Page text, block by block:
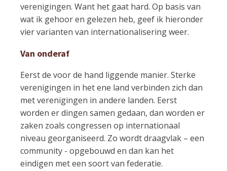
verenigingen. Want het gaat hard. Op basis van
wat ik gehoor en gelezen heb, geef ik hieronder
vier varianten van internationalisering weer.
Van onderaf
Eerst de voor de hand liggende manier. Sterke
verenigingen in het ene land verbinden zich dan
met verenigingen in andere landen. Eerst
worden er dingen samen gedaan, dan worden er
zaken zoals congressen op internationaal
niveau georganiseerd. Zo wordt draagvlak – een
community - opgebouwd en dan kan het
eindigen met een soort van federatie.